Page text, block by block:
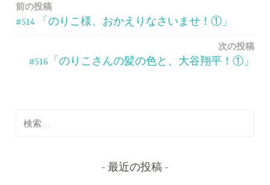
投
ー
前の投稿
#514 「のりこ様、おかえりなさいませ！①」
次の投稿
#516「のりこさんの髪の色と、大谷翔平！①」
検
最近の投稿